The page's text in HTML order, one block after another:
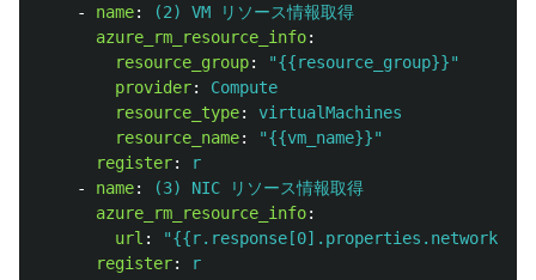
-
name:
(2) VM リソース情報取得
azure_rm_resource_info:
resource_group: "{{resource_group}}"
provider:
Compute
resource_type:
virtualMachines
resource_name: "{{vm_name}}"
register:
r
-
name:
(3) NIC リソース情報取得
azure_rm_resource_info:
url : "
register:
r